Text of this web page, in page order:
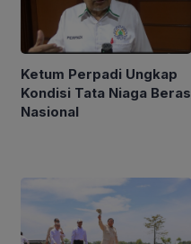
Ketum Perpadi Ungkap
Kondisi Tata Niaga Beras
Nasional